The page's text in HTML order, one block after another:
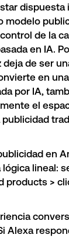
dispuesta
modelo
de la
en IA.
de ser
en una
por IA,
el
en
lineal:
products >
Alexa